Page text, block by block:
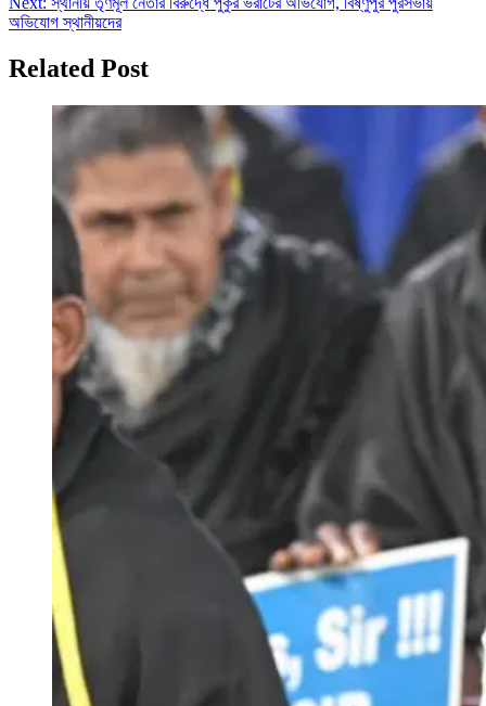
অভিযোগ স্থানীয়দের
Related Post